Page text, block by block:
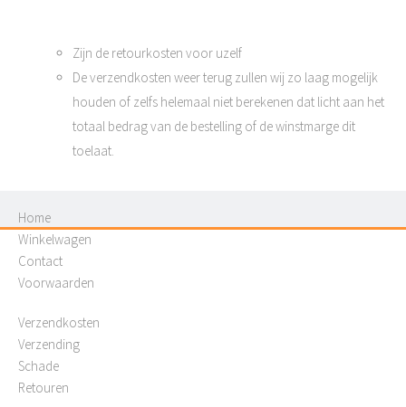
Zijn de retourkosten voor uzelf
De verzendkosten weer terug zullen wij zo laag mogelijk
houden of zelfs helemaal niet berekenen dat licht aan het
totaal bedrag van de bestelling of de winstmarge dit
toelaat.
Home
Winkelwagen
Contact
Voorwaarden
Verzendkosten
Verzending
Schade
Retouren